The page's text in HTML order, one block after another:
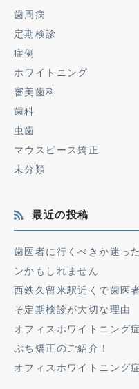
歯周病
定期検診
症例
ホワイトニング
審美歯科
歯科
虫歯
マウスピース矯正
未分類
最近の投稿
歯医者に行くべきか迷っ
ンかもしれません
西鉄久留米駅近くで歯医
そ定期検診が大切な理由
オフィスホワイトニング
ぷち矯正のご紹介！
オフィスホワイトニング